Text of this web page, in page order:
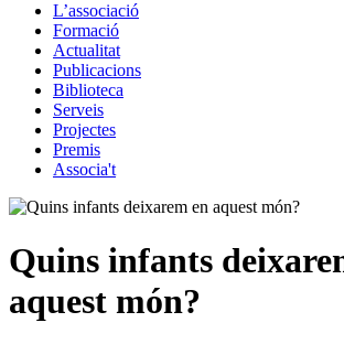
L’associació
Formació
Actualitat
Publicacions
Biblioteca
Serveis
Projectes
Premis
Associa't
Quins infants
aquest món?